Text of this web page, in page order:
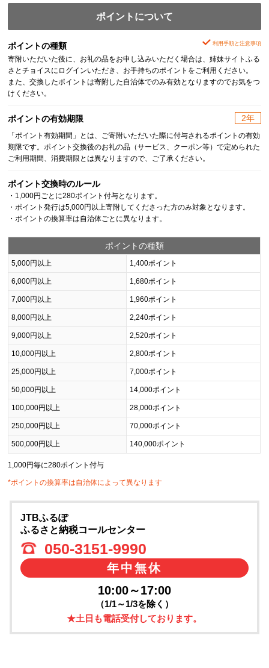
ポイントについて
ポイントの種類 利用手順と注意事項
寄附いただいた後に、お礼の品をお申し込みいただく場合は、姉妹サイトふる
さとチョイスにログインいただき、お手持ちのポイントをご利用ください。
また、交換したポイントは寄附した自治体でのみ有効となりますのでお気をつ
けください。
ポイントの有効期限 2年
「ポイント有効期間」とは、ご寄附いただいた際に付与されるポイントの有効
期限です。ポイント交換後のお礼の品（サービス、クーポン等）で定められた
ご利用期間、消費期限とは異なりますので、ご了承ください。
ポイント交換時のルール
・1,000円ごとに280ポイント付与となります。
・ポイント発行は5,000円以上寄附してくださった方のみ対象となります。
・ポイントの換算率は自治体ごとに異なります。
ポイントの種類
5,000円以上 1,400ポイント
6,000円以上 1,680ポイント
7,000円以上 1,960ポイント
8,000円以上 2,240ポイント
9,000円以上 2,520ポイント
10,000円以上 2,800ポイント
25,000円以上 7,000ポイント
50,000円以上 14,000ポイント
100,000円以上 28,000ポイント
250,000円以上 70,000ポイント
500,000円以上 140,000ポイント
1,000円毎に280ポイント付与
*ポイントの換算率は自治体によって異なります
JTBふるぽ
ふるさと納税コールセンター
050-3151-9990
年中無休
10:00～17:00
（1/1～1/3を除く）
★土日も電話受付しております。